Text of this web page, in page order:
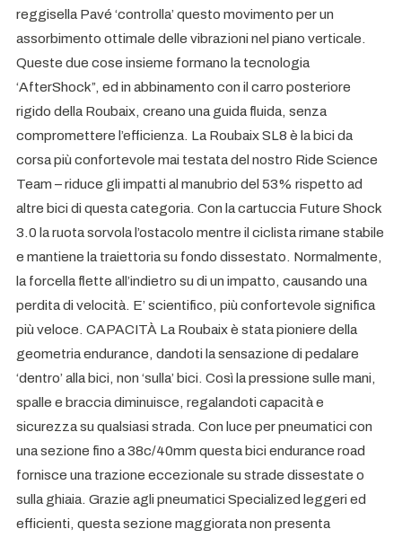
reggisella Pavé ‘controlla’ questo movimento per un
assorbimento ottimale delle vibrazioni nel piano verticale.
Queste due cose insieme formano la tecnologia
‘AfterShock”, ed in abbinamento con il carro posteriore
rigido della Roubaix, creano una guida fluida, senza
compromettere l’efficienza. La Roubaix SL8 è la bici da
corsa più confortevole mai testata del nostro Ride Science
Team – riduce gli impatti al manubrio del 53% rispetto ad
altre bici di questa categoria. Con la cartuccia Future Shock
3.0 la ruota sorvola l’ostacolo mentre il ciclista rimane stabile
e mantiene la traiettoria su fondo dissestato. Normalmente,
la forcella flette all’indietro su di un impatto, causando una
perdita di velocità. E’ scientifico, più confortevole significa
più veloce. CAPACITÀ La Roubaix è stata pioniere della
geometria endurance, dandoti la sensazione di pedalare
‘dentro’ alla bici, non ‘sulla’ bici. Così la pressione sulle mani,
spalle e braccia diminuisce, regalandoti capacità e
sicurezza su qualsiasi strada. Con luce per pneumatici con
una sezione fino a 38c/40mm questa bici endurance road
fornisce una trazione eccezionale su strade dissestate o
sulla ghiaia. Grazie agli pneumatici Specialized leggeri ed
efficienti, questa sezione maggiorata non presenta